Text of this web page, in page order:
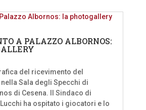
A PALAZZO ALBORNOS:
del ricevimento del
nella Sala degli Specchi di
di Cesena. Il Sindaco di
ha ospitato i giocatori e lo